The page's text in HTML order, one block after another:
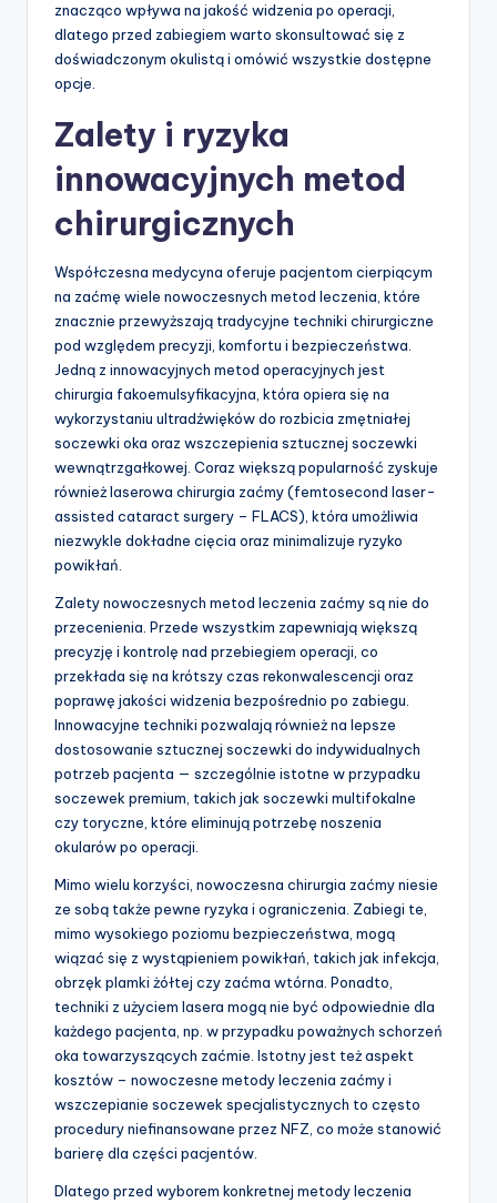
znacząco wpływa na jakość widzenia po operacji,
dlatego przed zabiegiem warto skonsultować się z
doświadczonym okulistą i omówić wszystkie dostępne
opcje.
Zalety i ryzyka
innowacyjnych metod
chirurgicznych
Współczesna medycyna oferuje pacjentom cierpiącym
na zaćmę wiele nowoczesnych metod leczenia, które
znacznie przewyższają tradycyjne techniki chirurgiczne
pod względem precyzji, komfortu i bezpieczeństwa.
Jedną z innowacyjnych metod operacyjnych jest
chirurgia fakoemulsyfikacyjna, która opiera się na
wykorzystaniu ultradźwięków do rozbicia zmętniałej
soczewki oka oraz wszczepienia sztucznej soczewki
wewnątrzgałkowej. Coraz większą popularność zyskuje
również laserowa chirurgia zaćmy (femtosecond laser-
assisted cataract surgery – FLACS), która umożliwia
niezwykle dokładne cięcia oraz minimalizuje ryzyko
powikłań.
Zalety nowoczesnych metod leczenia zaćmy są nie do
przecenienia. Przede wszystkim zapewniają większą
precyzję i kontrolę nad przebiegiem operacji, co
przekłada się na krótszy czas rekonwalescencji oraz
poprawę jakości widzenia bezpośrednio po zabiegu.
Innowacyjne techniki pozwalają również na lepsze
dostosowanie sztucznej soczewki do indywidualnych
potrzeb pacjenta — szczególnie istotne w przypadku
soczewek premium, takich jak soczewki multifokalne
czy toryczne, które eliminują potrzebę noszenia
okularów po operacji.
Mimo wielu korzyści, nowoczesna chirurgia zaćmy niesie
ze sobą także pewne ryzyka i ograniczenia. Zabiegi te,
mimo wysokiego poziomu bezpieczeństwa, mogą
wiązać się z wystąpieniem powikłań, takich jak infekcja,
obrzęk plamki żółtej czy zaćma wtórna. Ponadto,
techniki z użyciem lasera mogą nie być odpowiednie dla
każdego pacjenta, np. w przypadku poważnych schorzeń
oka towarzyszących zaćmie. Istotny jest też aspekt
kosztów – nowoczesne metody leczenia zaćmy i
wszczepianie soczewek specjalistycznych to często
procedury niefinansowane przez NFZ, co może stanowić
barierę dla części pacjentów.
Dlatego przed wyborem konkretnej metody leczenia